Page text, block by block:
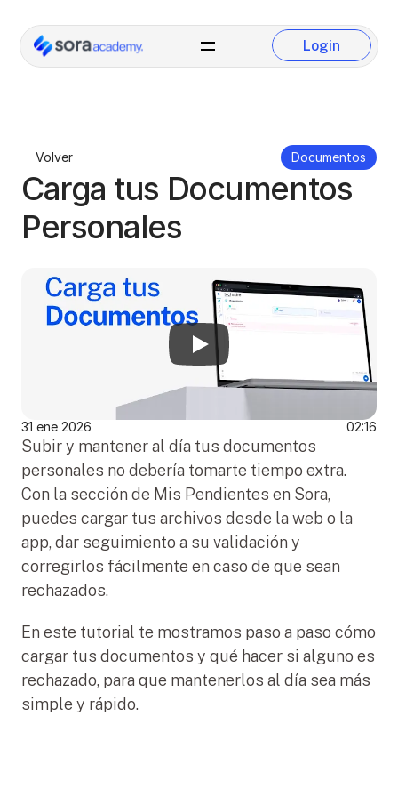
Login
Login
Volver Documentos
Carga tus Documentos
Personales
31 ene 2026 02:16
Subir y mantener al día tus documentos
personales no debería tomarte tiempo extra.
Con la sección de Mis Pendientes en Sora,
puedes cargar tus archivos desde la web o la
app, dar seguimiento a su validación y
corregirlos fácilmente en caso de que sean
rechazados.
En este tutorial te mostramos paso a paso cómo
cargar tus documentos y qué hacer si alguno es
rechazado, para que mantenerlos al día sea más
simple y rápido.